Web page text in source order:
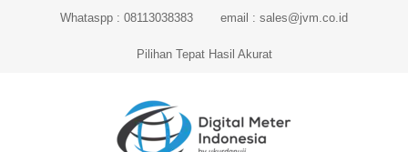
Whataspp : 08113038383 email : sales@jvm.co.id
Pilihan Tepat Hasil Akurat